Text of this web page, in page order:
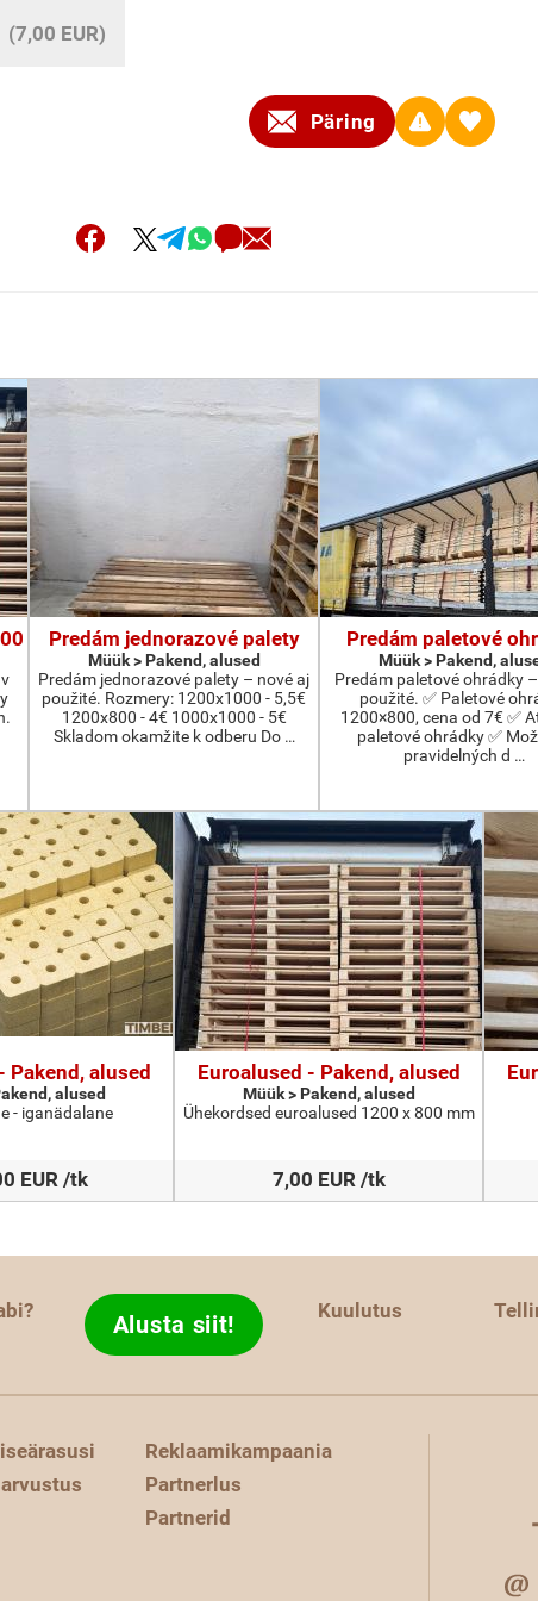
(7,00 EUR)
Päring
Predám jednorazové palety
Müük > Pakend, alused
Predám jednorazové palety – nové aj
použité. Rozmery: 1200x1000 - 5,5€
1200x800 - 4€ 1000x1000 - 5€
Skladom okamžite k odberu Do …
Predám paletové
Müük > Pakend,
Predám paletové ohrádky
použité. ✅ Paletové
1200×800, cena od 7€ ✅
paletové ohrádky ✅
pravidelných d …
Pakend, alused
alused
- iganädalane
EUR /tk
Euroalused - Pakend, alused
Müük > Pakend, alused
Ühekordsed euroalused 1200 x 800 mm
7,00 EUR /tk
Alusta siit! Kuulutus
Reklaamikampaania
Partnerlus
Partnerid